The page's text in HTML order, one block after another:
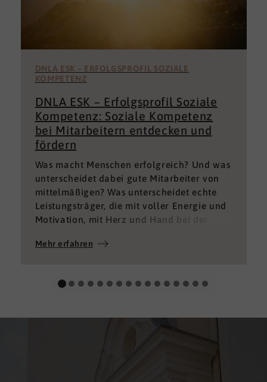
DNLA ESK – ERFOLGSPROFIL SOZIALE
KOMPETENZ
DNLA ESK – Erfolgsprofil Soziale
Kompetenz: Soziale Kompetenz
bei Mitarbeitern entdecken und
fördern
Was macht Menschen erfolgreich? Und was
unterscheidet dabei gute Mitarbeiter von
mittelmäßigen? Was unterscheidet echte
Leistungsträger, die mit voller Energie und
Motivation, mit Herz und Hand bei der
„Job“ machen und von denen, die – aus
Mehr erfahren